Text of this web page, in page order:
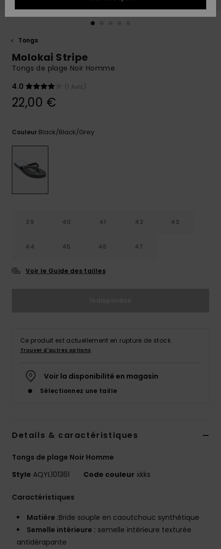
conversation
plus rapide
à votre
Démarrer
des
réponses
Consulter
Tongs
Molokai Stripe
Tongs de plage Noir Homme
4.0
(1 Avis)
22,00 €
Couleur Black/black/grey
39 40 41 42 43
44 45 46 47
Voir le Guide des tailles
Ce produit est actuellement en rupture de stock.
Trouver d'autres options
Voir la disponibilité en magasin
Sélectionnez une taille
Details & caractéristiques
Tongs de plage Noir Homme
Style AQYL101361 Code couleur xkks
Caractéristiques
Matière :Bride souple en caoutchouc synthétique
Semelle intérieure : semelle intérieure texturée
antidérapante